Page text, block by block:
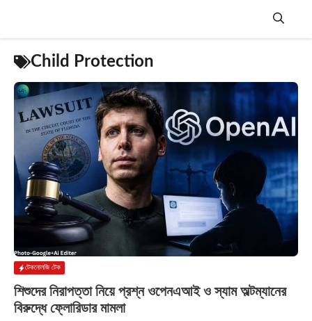
Menu
Child Protection
টেকনোলজি টেক
শিশুদের নিরাপত্তা নিয়ে প্রশ্ন ওপেনএআই ও স্যাম অল্টম্যানের
বিরুদ্ধে ফ্লোরিডার মামলা